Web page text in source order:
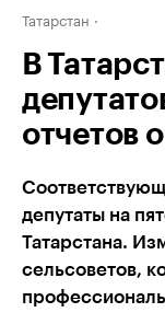
Татарстан
В
отчетов
депутаты на
Татарстана.
сельсоветов,